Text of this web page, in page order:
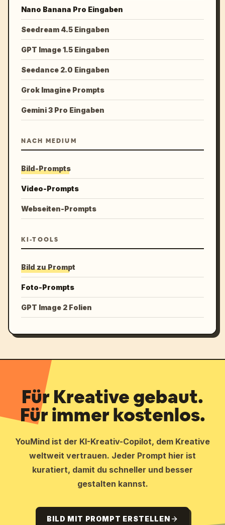
Nano Banana Pro Eingaben
Seedream 4.5 Eingaben
GPT Image 1.5 Eingaben
Seedance 2.0 Eingaben
Grok Imagine Prompts
Gemini 3 Pro Eingaben
NACH MEDIUM
Bild-Prompts
Video-Prompts
Webseiten-Prompts
KI-TOOLS
Bild zu Prompt
Foto-Prompts
GPT Image 2 Folien
Für Kreative gebaut.
Für immer kostenlos.
YouMind ist der KI-Kreativ-Copilot, dem Kreative
weltweit vertrauen. Jeder Prompt hier ist
kuratiert, damit du schneller und besser
gestalten kannst.
BILD MIT PROMPT ERSTELLEN